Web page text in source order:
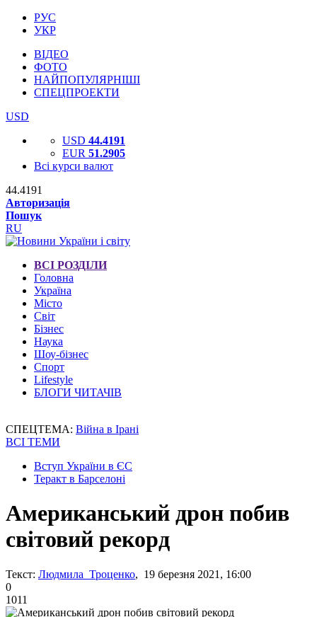
РУС
УКР
ВІДЕО
ФОТО
НАЙПОПУЛЯРНІШІ
СПЕЦПРОЕКТИ
USD
USD 44.4191
EUR 51.2905
Всі курси валют
44.4191
Авторизація
Пошук
RU
ВСІ РОЗДІЛИ
Головна
Україна
Місто
Світ
Бізнес
Наука
Шоу-бізнес
Спорт
Lifestyle
БЛОГИ ЧИТАЧІВ
СПЕЦТЕМА: Війна в Ірані
ВСІ ТЕМИ
Вступ України в ЄС
Теракт в Барселоні
Американський дрон побив
світовий рекорд
Текст: Людмила Троценко, 19 березня 2021, 16:00
0
1011